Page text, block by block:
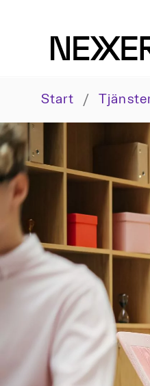
Start /